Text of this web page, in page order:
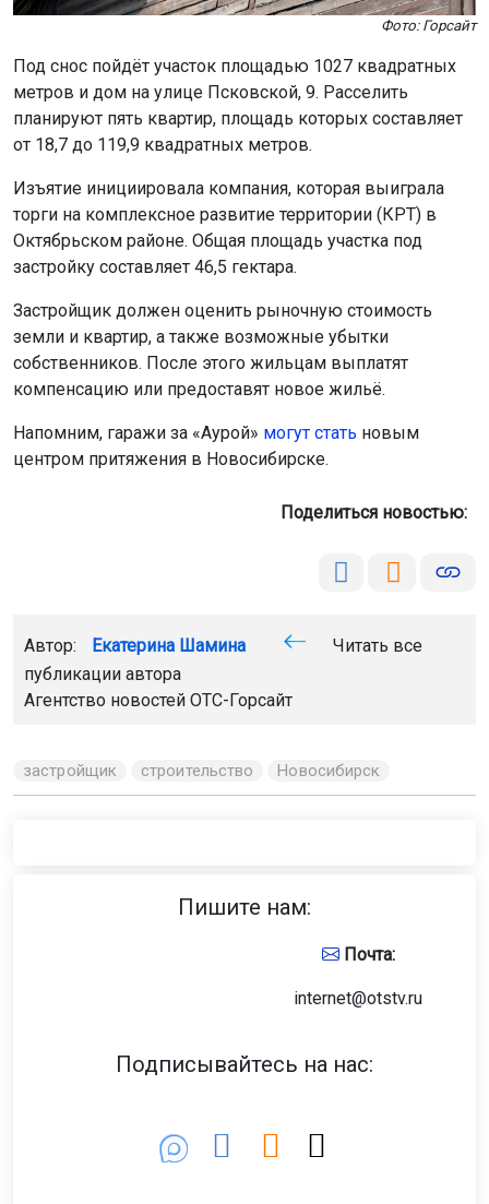
Под снос пойдёт участок площадью 1027 квадратных
метров и дом на улице Псковской, 9. Расселить
планируют пять квартир, площадь которых составляет
от 18,7 до 119,9 квадратных метров.
Изъятие инициировала компания, которая выиграла
торги на комплексное развитие территории (КРТ) в
Октябрьском районе. Общая площадь участка под
застройку составляет 46,5 гектара.
Застройщик должен оценить рыночную стоимость
земли и квартир, а также возможные убытки
собственников. После этого жильцам выплатят
компенсацию или предоставят новое жильё.
Напомним, гаражи за «Аурой»могут статьновым
центром притяжения в Новосибирске.
публикации автора
Агентство новостей
после ДТП в Новосибирске
9 августа на перекрёстке улицы Громова и дублёра
Корона». В результате хэтчбек перевернулся.